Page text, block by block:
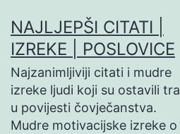
na
sadržaj
NAJLJEPŠI CITATI |
IZREKE | POSLOVICE
Najzanimljiviji citati i mudre
izreke ljudi koji su ostavili
u povijesti čovječanstva.
Mudre motivacijske izreke o